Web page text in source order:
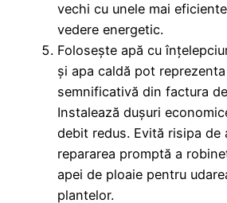
vechi cu unele mai
vedere energetic.
Folosește apă cu
și apa caldă pot
semnificativă din factura
Instalează dușuri
debit redus. Evită risipa de
repararea promptă a
apei de ploaie pentru
plantelor.